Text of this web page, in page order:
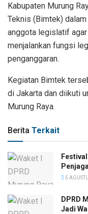
Kabupaten Murung
Teknis (Bimtek)
anggota legislatif
menjalankan fungsi
penganggaran.
Kegiatan Bimtek
di Jakarta dan diikuti
Murung Raya.
Berita Terkait
5
DPRD
Jadi